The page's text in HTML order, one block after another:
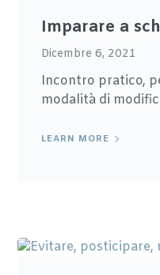
Imparare a
Dicembre 6, 2021
Incontro pratico,
modalità di
LEARN MORE